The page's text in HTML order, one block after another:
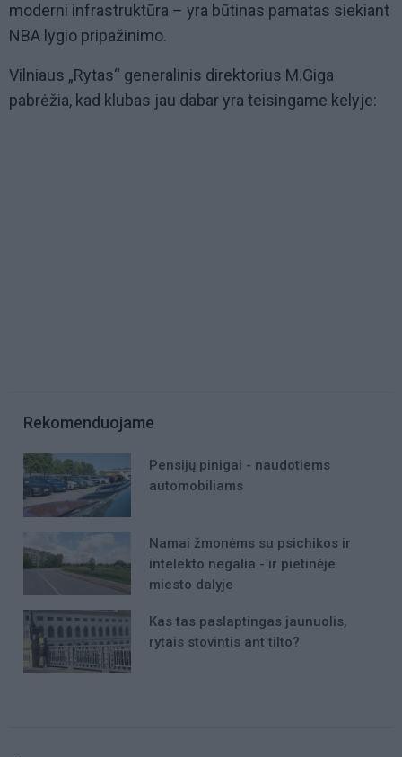
moderni infrastruktūra – yra būtinas pamatas siekiant
NBA lygio pripažinimo.
Vilniaus „Rytas“ generalinis direktorius M.Giga
pabrėžia, kad klubas jau dabar yra teisingame kelyje:
Rekomenduojame
Pensijų pinigai - naudotiems
automobiliams
Namai žmonėms su psichikos ir
intelekto negalia - ir pietinėje
miesto dalyje
Kas tas paslaptingas jaunuolis,
rytais stovintis ant tilto?